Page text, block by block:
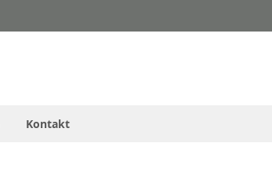
Kontakt